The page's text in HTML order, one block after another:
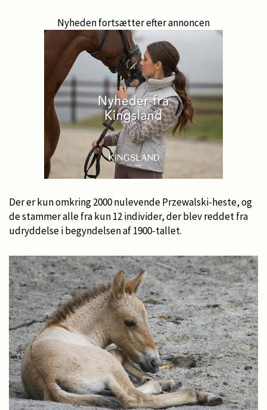
Nyheden fortsætter efter annoncen
Der er kun omkring 2000 nulevende Przewalski-heste, og
de stammer alle fra kun 12 individer, der blev reddet fra
udryddelse i begyndelsen af 1900-tallet.